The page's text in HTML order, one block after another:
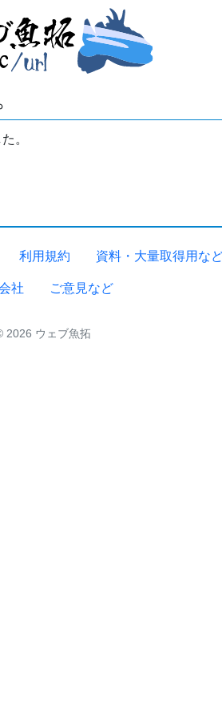
。
利用規約 資料・大量取得用な
社 ご意見など
2026 ウェブ魚拓